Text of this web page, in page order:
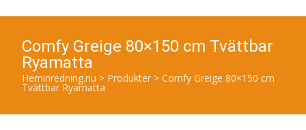
Comfy Greige 80×150 cm Tvättbar
Ryamatta
Heminredning.nu > Produkter > Comfy Greige 80×150 cm
Tvättbar Ryamatta